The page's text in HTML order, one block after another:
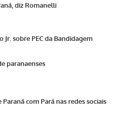
diz Romanelli
Jr. sobre PEC da Bandidagem
paranaenses
com Pará nas redes sociais